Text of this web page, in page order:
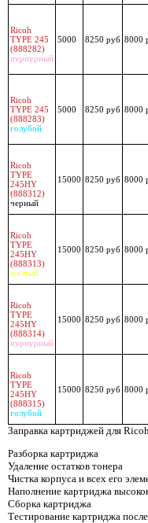
Ricoh
TYPE 245
(888282)
пурпурный
5000 8250 руб 8000
Ricoh
TYPE 245
(888283)
голубой
5000 8250 руб 8000
Ricoh
TYPE
245HY
(888312)
черный
15000 8250 руб 8000
Ricoh
TYPE
245HY
(888313)
желтый
15000 8250 руб 8000
Ricoh
TYPE
245HY
(888314)
пурпурный
15000 8250 руб 8000
Ricoh
TYPE
245HY
(888315)
голубой
15000 8250 руб 8000
Заправка картриджей для
Разборка картриджа
Удаление остатков тонера
Чистка корпуса и всех его
Наполнение картриджа
Сборка картриджа
Тестирование картриджа